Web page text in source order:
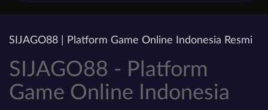
SIJAGO88 | Platform Game Online Indonesia Resmi
SIJAGO88 - Platform
Game Online Indonesia